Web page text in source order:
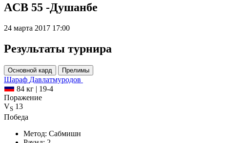
ACB 55 -Душанбе
24 марта 2017 17:00
Результаты турнира
Основной кард Прелимы
Шараф Давлатмуродов
84 кг | 19-4
Поражение
VS 13
Победа
Метод: Сабмишн